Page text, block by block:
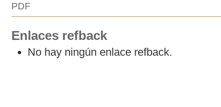
PDF
Enlaces refback
No hay ningún enlace refback.